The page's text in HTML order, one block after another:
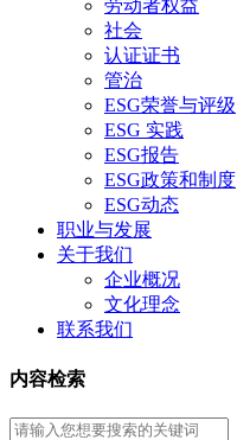
劳动者权益
社会
认证证书
管治
ESG荣誉与评级
ESG 实践
ESG报告
ESG政策和制度
ESG动态
职业与发展
关于我们
企业概况
文化理念
联系我们
内容检索